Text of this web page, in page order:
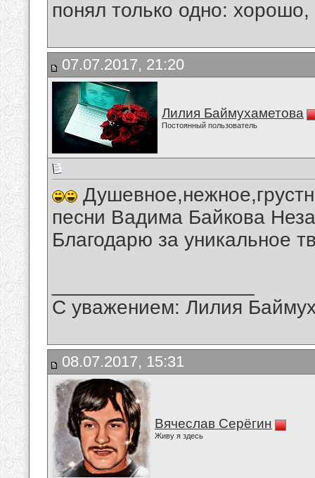
понял только одно:
07.07.2017, 21:20
Лилия Баймухаметова
Постоянный пользователь
песни Вадима Байкова
Благодарю за уникальное
С уважением: Лилия
08.07.2017, 15:31
Вячеслав Серёгин
Живу я здесь